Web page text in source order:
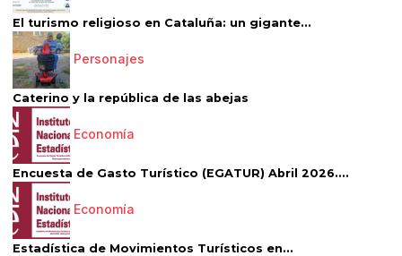
El turismo religioso en Cataluña: un gigante...
Personajes
Caterino y la república de las abejas
Economía
Encuesta de Gasto Turístico (EGATUR) Abril 2026....
Economía
Estadística de Movimientos Turísticos en...